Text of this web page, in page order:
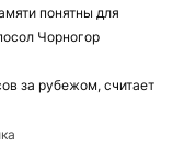
понятны для
Чорногор
за рубежом, считает